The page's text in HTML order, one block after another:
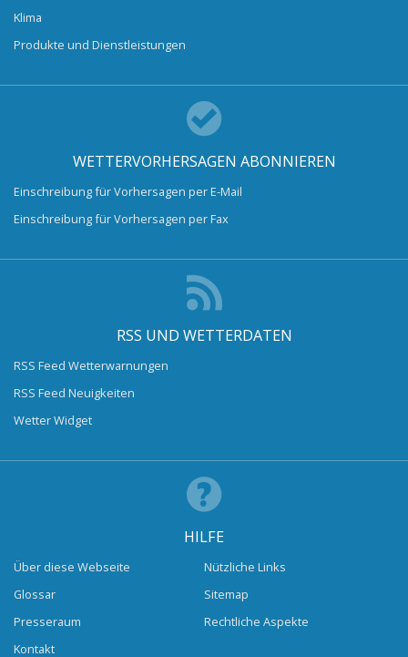
Klima
Produkte und Dienstleistungen
WETTERVORHERSAGEN ABONNIEREN
Einschreibung für Vorhersagen per E-Mail
Einschreibung für Vorhersagen per Fax
RSS UND WETTERDATEN
RSS Feed Wetterwarnungen
RSS Feed Neuigkeiten
Wetter Widget
HILFE
Über diese Webseite
Glossar
Presseraum
Kontakt
Nützliche Links
Sitemap
Rechtliche Aspekte